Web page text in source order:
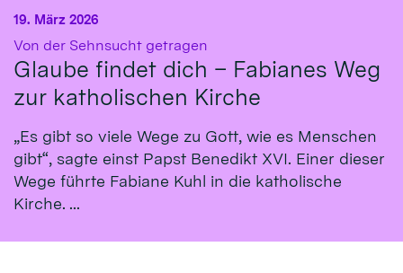
Von der Sehnsucht getragen
Glaube findet dich – Fabianes Weg
zur katholischen Kirche
19. März 2026
„Es gibt so viele Wege zu Gott, wie es Menschen
gibt“, sagte einst Papst Benedikt XVI. Einer dieser
Wege führte Fabiane Kuhl in die katholische
Kirche. ...